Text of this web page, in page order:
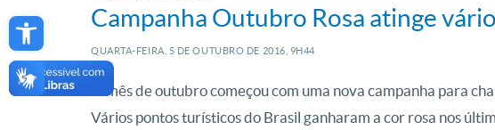
Open toolbarCampanha Outubro Rosa atinge
QUARTA-FEIRA, 5 DE OUTUBRO DE 2016, 9H44
O mês de outubro começou com uma nova campanha para
Vários pontos turísticos do Brasil ganharam a cor rosa nos